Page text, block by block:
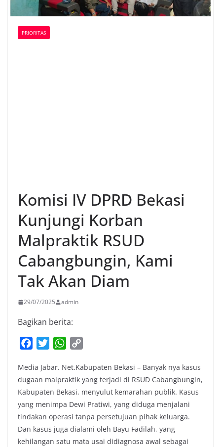
PRIORITAS
Komisi IV DPRD Bekasi
Kunjungi Korban
Malpraktik RSUD
Cabangbungin, Kami
Tak Akan Diam
29/07/2025 admin
Bagikan berita:
c
e
b
o
o
k
i
t
t
e
r
W
a
t
s
A
p
p
p
y
L
i
n
k
Media Jabar. Net.Kabupaten Bekasi – Banyak nya kasus
dugaan malpraktik yang terjadi di RSUD Cabangbungin,
Kabupaten Bekasi, menyulut kemarahan publik. Kasus
yang menimpa Dewi Pratiwi, yang diduga menjalani
tindakan operasi tanpa persetujuan pihak keluarga.
Dan kasus juga dialami oleh Bayu Fadilah, yang
kehilangan satu mata usai didiagnosa awal sebagai